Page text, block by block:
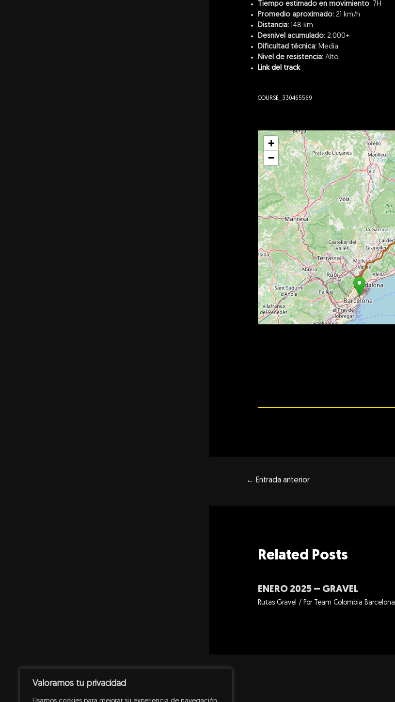
Valoramos tu privacidad
Tiempo estimado en movimiento: 7H
Promedio aproximado: 21 km/h
Distancia: 148 km
Desnivel acumulado: 2.000+
Dificultad técnica: Media
Nivel de resistencia: Alto
Link del track
COURSE_330465569
+
−
← Entrada anterior
Related Posts
ENERO 2025 – GRAVEL
Rutas Gravel / Por Team Colombia Barcelona